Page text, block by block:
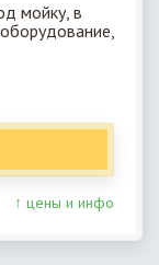
мойку, в
↑ цены и инфо